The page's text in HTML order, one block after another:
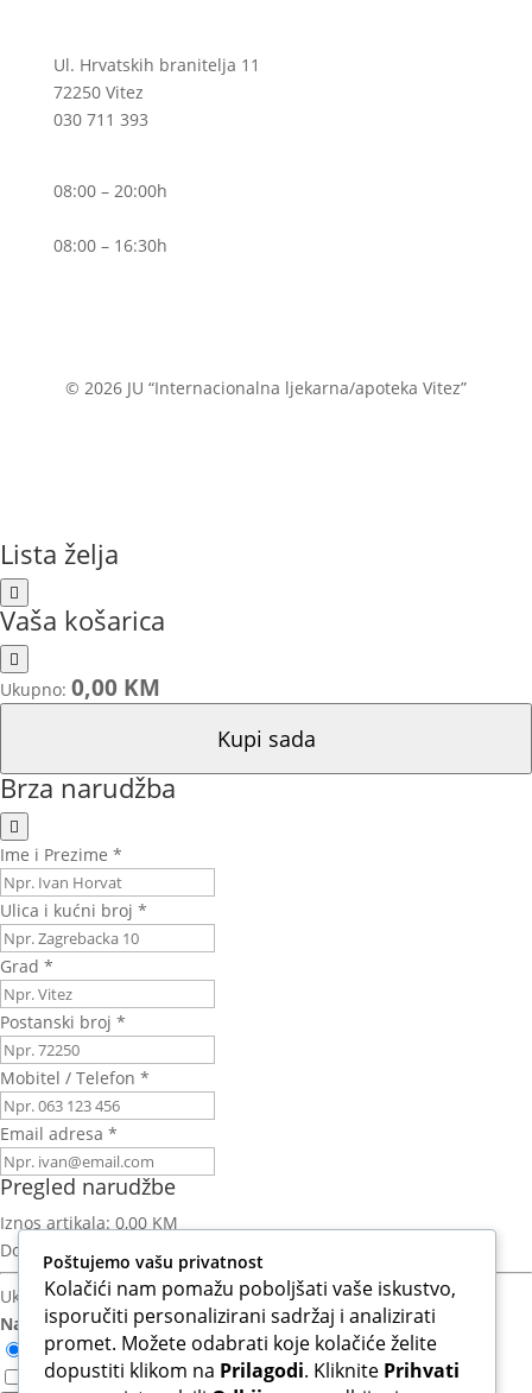
Ul. Hrvatskih branitelja 11
72250 Vitez
030 711 393
08:00 – 20:00h
08:00 – 16:30h
© 2026 JU “Internacionalna ljekarna/apoteka Vitez”
Lista želja
Vaša košarica
Ukupno: 0,00 KM
Kupi sada
Brza narudžba
Ime i Prezime *
Ulica i kućni broj *
Grad *
Postanski broj *
Mobitel / Telefon *
Email adresa *
Pregled narudžbe
Iznos artikala: 0,00 KM
Dostava:
Izračun nakon unosa adrese
Ukupno za platiti: 0,00 KM
Način plaćanja:
Otkupnina (Plaćanje pouzećem)
Slažem se s Uvjetima korištenja i Politikom privatnosti.*
Poštujemo vašu privatnost
Kolačići nam pomažu poboljšati vaše iskustvo,
isporučiti personalizirani sadržaj i analizirati
promet. Možete odabrati koje kolačiće želite
dopustiti klikom na Prilagodi. Kliknite Prihvati